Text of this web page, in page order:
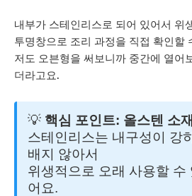
내부가 스테인리스로 되어 있어서 위
투명창으로 조리 과정을 직접 확인할
저도 오븐형을 써보니까 중간에 열어
더라고요.
💡 핵심 포인트: 올스텐 소
스테인리스는 내구성이 강
배지 않아서
위생적으로 오래 사용할 수
어요.